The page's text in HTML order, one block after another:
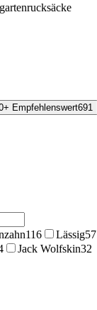
Empfehlenswert691
116 Lässig57
Jack Wolfskin32